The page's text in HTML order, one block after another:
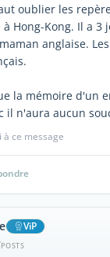
oublier les
Hong-Kong. Il a 3
anglaise.
la mémoire d'un
il n'aura aucun
ce message
ViP
POSTS